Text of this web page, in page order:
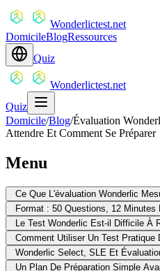
Wonderlictest.net
DomicileBlogRessources
Quiz
Wonderlictest.net
Quiz
Domicile/Blog/Évaluation
Attendre Et Comment Se Préparer
Menu
Ce Que L'évaluation Wonderlic
Format : 50 Questions, 12 Minutes
Le Test Wonderlic Est-il Difficile À
Comment Utiliser Un Test Pratique
Wonderlic Select, SLE Et
Un Plan De Préparation Simple